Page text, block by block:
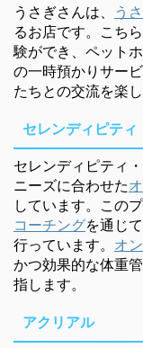
うさぎさんは、 う
るお店です。こち
験ができ、ペット
の一時預かりサー
たちとの交流を楽
セレンディピティ
セレンディピティ
ニーズに合わせた
しています。この
コーチングを通じ
行っています。 オ
かつ効果的な体重
指します。
アクリアル